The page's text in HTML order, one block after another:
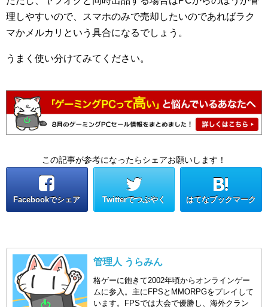
理しやすいので、スマホのみで売却したいのであればラク
マかメルカリという具合になるでしょう。
うまく使い分けてみてください。
この記事が参考になったらシェアお願いします！
Facebookでシェア Twitterでつぶやく はてなブックマーク
管理人 うらみん
格ゲーに飽きて2002年頃からオンラインゲー
ムに参入。主にFPSとMMORPGをプレイして
います。FPSでは大会で優勝し、海外クラン